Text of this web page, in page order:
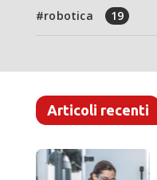
robotica 19
Articoli recenti